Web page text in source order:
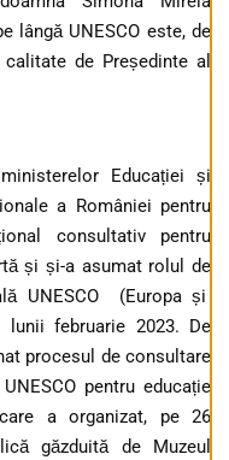
lângă UNESCO este, de
de Președinte al
Educației și
a României pentru
consultativ pentru
și și-a asumat rolul de
UNESCO (Europa și
februarie 2023. De
procesul de consultare
pentru educație
a organizat, pe 26
găzduită de Muzeul